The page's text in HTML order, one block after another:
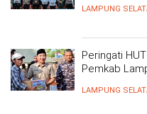
LAMPUNG
Peringati
Pemkab
LAMPUNG